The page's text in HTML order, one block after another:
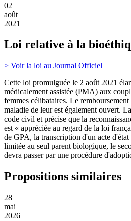
02
août
2021
Loi relative à la
> Voir la loi au Journal Officiel
Cette loi promulguée le 2 août 2021
médicalement assistée (PMA) aux
femmes célibataires. Le
maladie de leur est également ouvert.
code civil et précise que la
est « appréciée au regard de la loi
de GPA, la transcription d'un acte
limitée au seul parent biologique, le
devra passer par une procédure
Propositions similaires
28
mai
2026